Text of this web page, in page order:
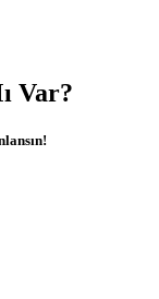
Var?